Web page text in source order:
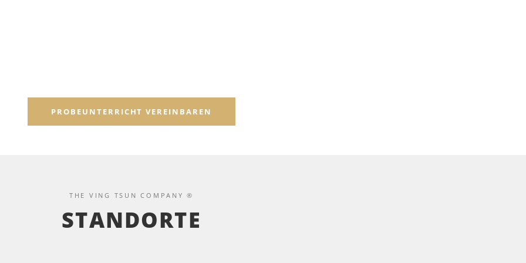
PROBEUNTERRICHT VEREINBAREN
THE VING TSUN COMPANY ®
STANDORTE